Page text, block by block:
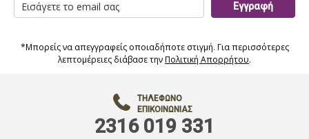
Εγγραφή
*Μπορείς να απεγγραφείς οποιαδήποτε στιγμή. Για περισσότερες
λεπτομέρειες διάβασε τηνΠολιτική Απορρήτου.
ΤΗΛΈΦΩΝΟ
ΕΠΙΚΟΙΝΩΝΊΑΣ
2316 019 331